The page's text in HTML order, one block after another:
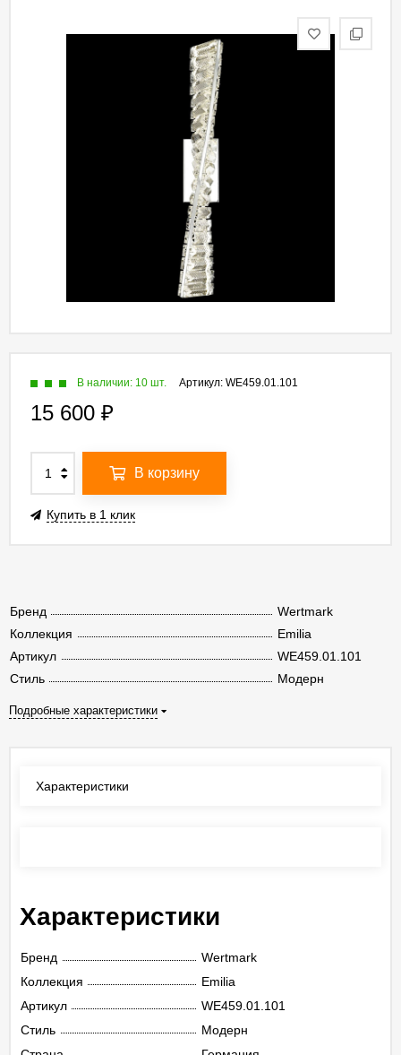
Бренд
Wertmark
Коллекция
Emilia
Артикул
WE459.01.101
Стиль
Модерн
Подробные характеристики
Артикул: WE459.01.101
В наличии: 10 шт.
15 600 ₽
В корзину
Купить в 1 клик
Характеристики
Характеристики
Бренд
Wertmark
Коллекция
Emilia
Артикул
WE459.01.101
Стиль
Модерн